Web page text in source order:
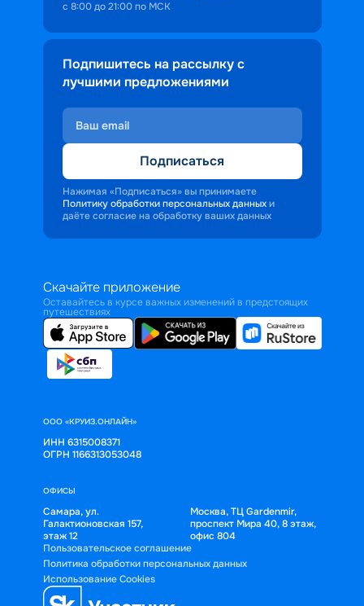
с 8:00 до 21:00 по МСК
Подпишитесь на рассылку с
лучшими предложениями
Подписаться
Нажимая «Подписаться» вы принимаете
Политику обработки персональных данных и
даёте согласие на обработку ваших данных
Скачайте приложение
Оставайтесь в курсе важных изменений в предстоящих
путешествиях
ООО «КРУИЗ.ОНЛАЙН»
ИНН 6315008371
ОГРН 1166313053048
ОФИСЫ
Самара, ул.
Галактионовская 157,
этаж 12
Москва, ТЦ Gardenmir,
проспект Мира 40, 8 этаж,
офис 804
Пользовательское соглашение
Политика обработки персональных данных
Использование Cookies